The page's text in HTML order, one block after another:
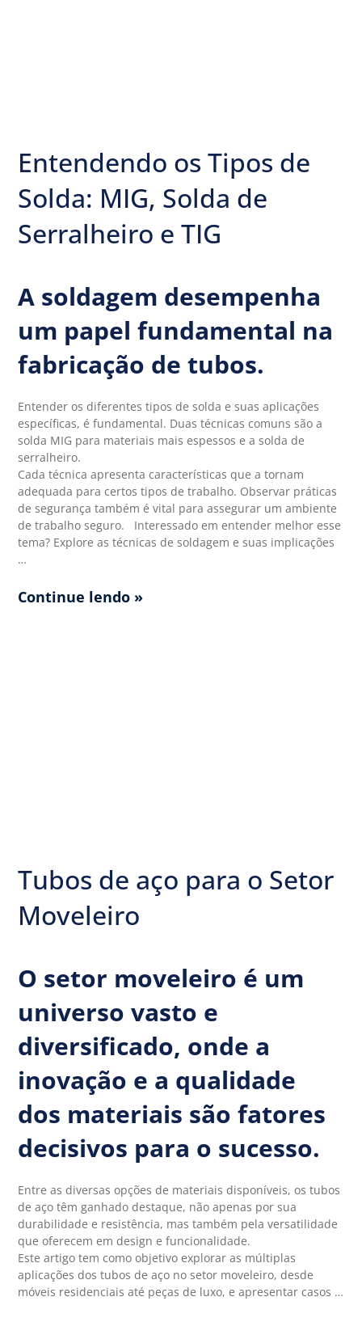
Entendendo os Tipos de
Solda: MIG, Solda de
Serralheiro e TIG
A soldagem desempenha
um papel fundamental na
fabricação de tubos.
Entender os diferentes tipos de solda e suas aplicações
específicas, é fundamental. Duas técnicas comuns são a
solda MIG para materiais mais espessos e a solda de
serralheiro.
Cada técnica apresenta características que a tornam
adequada para certos tipos de trabalho. Observar práticas
de segurança também é vital para assegurar um ambiente
de trabalho seguro. Interessado em entender melhor esse
tema? Explore as técnicas de soldagem e suas implicações
…
Continue lendo »
Tubos de aço para o Setor
Moveleiro
O setor moveleiro é um
universo vasto e
diversificado, onde a
inovação e a qualidade
dos materiais são fatores
decisivos para o sucesso.
Entre as diversas opções de materiais disponíveis, os tubos
de aço têm ganhado destaque, não apenas por sua
durabilidade e resistência, mas também pela versatilidade
que oferecem em design e funcionalidade.
Este artigo tem como objetivo explorar as múltiplas
aplicações dos tubos de aço no setor moveleiro, desde
móveis residenciais até peças de luxo, e apresentar casos …